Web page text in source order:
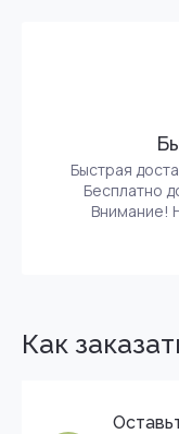
Быстрая
Бесплатно
Внимание!
Как